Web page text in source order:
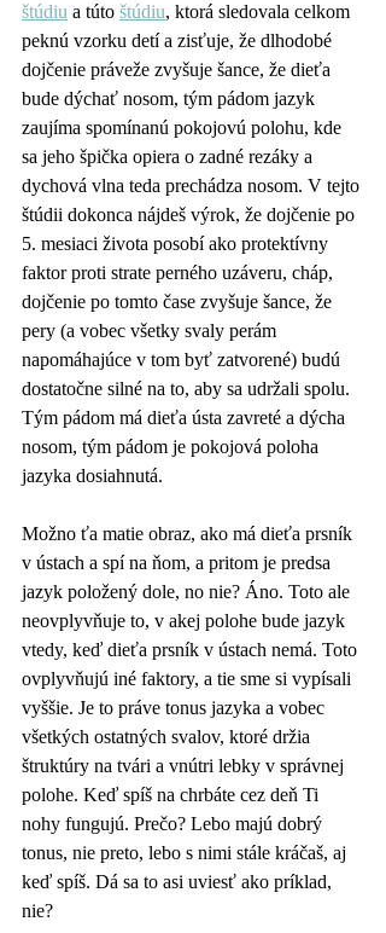
štúdiu a túto štúdiu, ktorá sledovala celkom
peknú vzorku detí a zisťuje, že dlhodobé
dojčenie práveže zvyšuje šance, že dieťa
bude dýchať nosom, tým pádom jazyk
zaujíma spomínanú pokojovú polohu, kde
sa jeho špička opiera o zadné rezáky a
dychová vlna teda prechádza nosom. V tejto
štúdii dokonca nájdeš výrok, že dojčenie po
5. mesiaci života posobí ako protektívny
faktor proti strate perného uzáveru, cháp,
dojčenie po tomto čase zvyšuje šance, že
pery (a vobec všetky svaly perám
napomáhajúce v tom byť zatvorené) budú
dostatočne silné na to, aby sa udržali spolu.
Tým pádom má dieťa ústa zavreté a dýcha
nosom, tým pádom je pokojová poloha
jazyka dosiahnutá.
Možno ťa matie obraz, ako má dieťa prsník
v ústach a spí na ňom, a pritom je predsa
jazyk položený dole, no nie? Áno. Toto ale
neovplyvňuje to, v akej polohe bude jazyk
vtedy, keď dieťa prsník v ústach nemá. Toto
ovplyvňujú iné faktory, a tie sme si vypísali
vyššie. Je to práve tonus jazyka a vobec
všetkých ostatných svalov, ktoré držia
štruktúry na tvári a vnútri lebky v správnej
polohe. Keď spíš na chrbáte cez deň Ti
nohy fungujú. Prečo? Lebo majú dobrý
tonus, nie preto, lebo s nimi stále kráčaš, aj
keď spíš. Dá sa to asi uviesť ako príklad,
nie?